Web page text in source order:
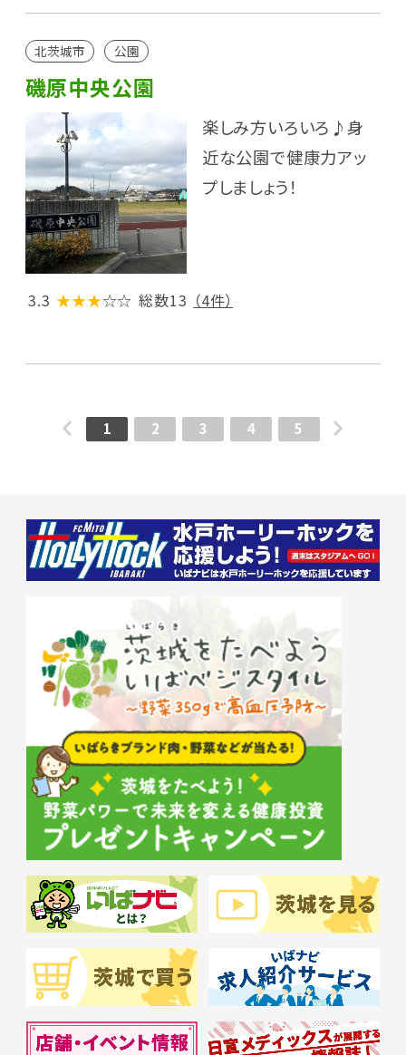
北茨城市 公園
磯原中央公園
楽しみ方いろいろ♪身
近な公園で健康力アッ
プしましょう！
3.3 ★★★☆☆ 総数13 （4件）
1 2 3 4 5